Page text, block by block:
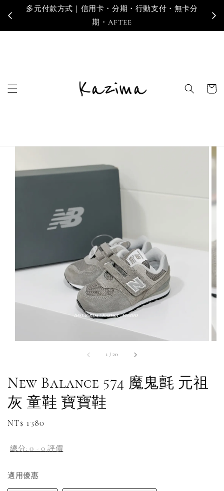
多元付款方式｜信用卡・分期・行動支付・無卡分
期・AFTEE
寄
1 /20
New Balance 574 魔鬼氈 元祖
灰 童鞋 寶寶鞋
Regular
NT$ 1380
總分:0 - 0 評價
適用優惠